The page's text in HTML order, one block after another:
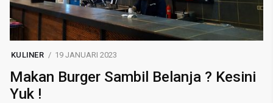
KULINER 19 JANUARI 2023
Makan Burger Sambil Belanja ? Kesini
Yuk !